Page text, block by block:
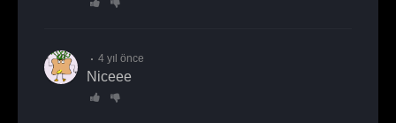
4 yıl önce
niceee